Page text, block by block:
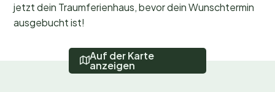
jetzt dein Traumferienhaus, bevor dein Wunschtermin
ausgebucht ist!
Auf der Karte
anzeigen